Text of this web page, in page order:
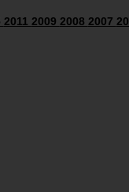
2011 2009 2008 2007